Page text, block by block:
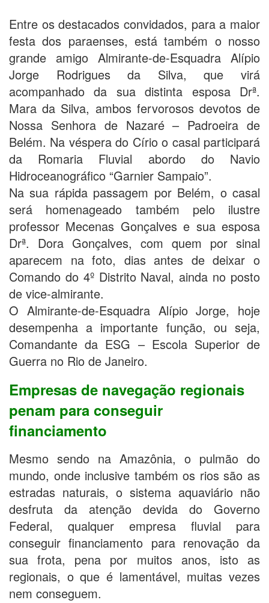
Entre os destacados convidados, para a maior
festa dos paraenses, está também o nosso
grande amigo Almirante-de-Esquadra Alípio
Jorge Rodrigues da Silva, que virá
acompanhado da sua distinta esposa Drª.
Mara da Silva, ambos fervorosos devotos de
Nossa Senhora de Nazaré – Padroeira de
Belém. Na véspera do Círio o casal participará
da Romaria Fluvial abordo do Navio
Hidroceanográfico “Garnier Sampaio”.
Na sua rápida passagem por Belém, o casal
será homenageado também pelo ilustre
professor Mecenas Gonçalves e sua esposa
Drª. Dora Gonçalves, com quem por sinal
aparecem na foto, dias antes de deixar o
Comando do 4º Distrito Naval, ainda no posto
de vice-almirante.
O Almirante-de-Esquadra Alípio Jorge, hoje
desempenha a importante função, ou seja,
Comandante da ESG – Escola Superior de
Guerra no Rio de Janeiro.
Empresas de navegação regionais
penam para conseguir
financiamento
Mesmo sendo na Amazônia, o pulmão do
mundo, onde inclusive também os rios são as
estradas naturais, o sistema aquaviário não
desfruta da atenção devida do Governo
Federal, qualquer empresa fluvial para
conseguir financiamento para renovação da
sua frota, pena por muitos anos, isto as
regionais, o que é lamentável, muitas vezes
nem conseguem.